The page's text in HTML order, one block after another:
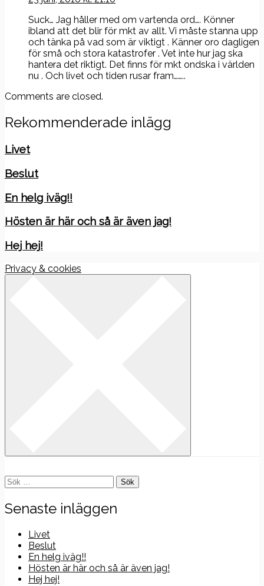
Suck… Jag håller med om vartenda ord…. Könner
ibland att det blir för mkt av allt. Vi måste stanna upp
och tänka på vad som är viktigt . Känner oro dagligen
för små och stora katastrofer . Vet inte hur jag ska
hantera det riktigt. Det finns för mkt ondska i världen
nu . Och livet och tiden rusar fram……..
Comments are closed.
Rekommenderade inlägg
Livet
Beslut
En helg iväg!!
Hösten är här och så är även jag!
Hej hej!
Privacy & cookies
Sök
Senaste inläggen
Livet
Beslut
En helg iväg!!
Hösten är här och så är även jag!
Hej hej!